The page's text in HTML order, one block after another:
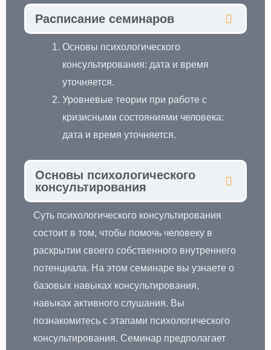
Расписание семинаров
Основы психологического
консультирования: дата и время
уточняется.
Уровневые теории при работе с
кризисными состояниями человека:
дата и время уточняется.
Основы психологического
консультирования
Суть психологического консультирования
состоит в том, чтобы помочь человеку в
раскрытии своего собственного внутреннего
потенциала. На этом семинаре вы узнаете о
базовых навыках консультирования,
навыках активного слушания. Вы
познакомитесь с этапами психологического
консультирования. Семинар предполагает